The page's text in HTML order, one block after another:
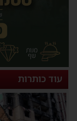
עוד כותרות